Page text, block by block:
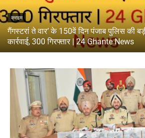
क्राइम
गैंगस्टरां ते वार’ के 150वें दिन पंजाब पुलिस की
कार्रवाई, 300 गिरफ्तार | 24 Ghante News